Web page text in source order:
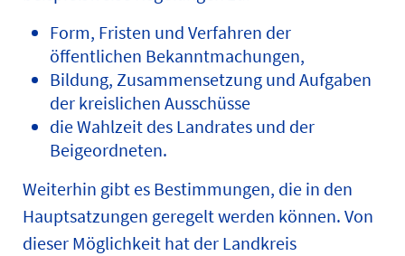
Form, Fristen und Verfahren der
öffentlichen Bekanntmachungen,
Bildung, Zusammensetzung und Aufgaben
der kreislichen Ausschüsse
die Wahlzeit des Landrates und der
Beigeordneten.
Weiterhin gibt es Bestimmungen, die in den
Hauptsatzungen geregelt werden können. Von
dieser Möglichkeit hat der Landkreis